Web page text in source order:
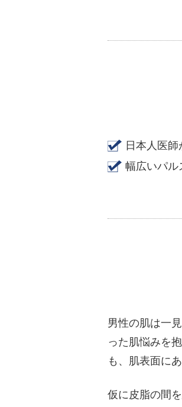
日本人医
幅広いパル
男性の肌は一
った肌悩みを
も、肌表面に
仮に皮脂の間